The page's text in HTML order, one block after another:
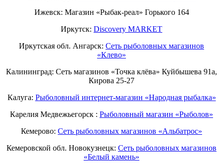
Ижевск: Магазин «Рыбак-реал» Горького 164
Иркутск: Discovery MARKET
Иркутская обл. Ангарск: Сеть рыболовных магазинов
«Клево»
Калининград: Сеть магазинов «Точка клёва» Куйбышева 91а,
Кирова 25-27
Калуга: Рыболовный интернет-магазин «Народная рыбалка»
Карелия Медвежьегорск : Рыболовный магазин «Рыболов»
Кемерово: Сеть рыболовных магазинов «Альбатрос»
Кемеровской обл. Новокузнецк: Сеть рыболовных магазинов
«Белый камень»